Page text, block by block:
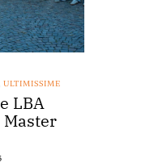
ULTIMISSIME
LBA